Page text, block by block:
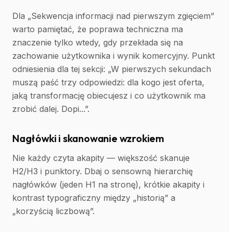
Dla „Sekwencja informacji nad pierwszym zgięciem”
warto pamiętać, że poprawa techniczna ma
znaczenie tylko wtedy, gdy przekłada się na
zachowanie użytkownika i wynik komercyjny. Punkt
odniesienia dla tej sekcji: „W pierwszych sekundach
muszą paść trzy odpowiedzi: dla kogo jest oferta,
jaką transformację obiecujesz i co użytkownik ma
zrobić dalej. Dopi...”.
Nagłówki i skanowanie wzrokiem
Nie każdy czyta akapity — większość skanuje
H2/H3 i punktory. Dbaj o sensowną hierarchię
nagłówków (jeden H1 na stronę), krótkie akapity i
kontrast typograficzny między „historią” a
„korzyścią liczbową”.